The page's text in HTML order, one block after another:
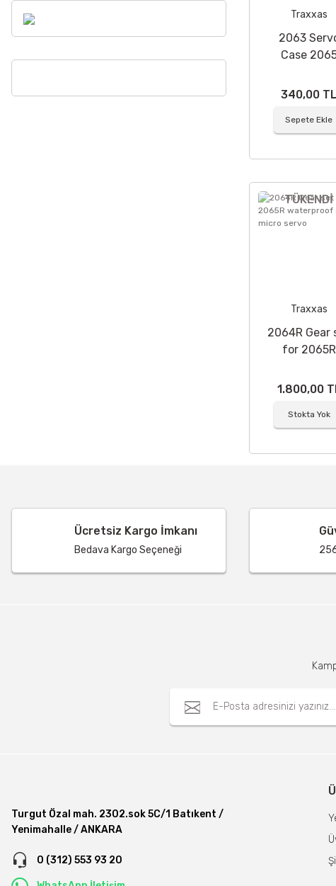
Traxxas
2063
Case
340,00 TL
Sepete Ekle
TÜKENDİ
Traxxas
2064R Gear
for 2065R
sub-micro
1.800,00
Stokta Yok
Ücretsiz Kargo İmkanı
Bedava Kargo Seçeneği
Turgut Özal mah. 2302.sok 5C/1 Batıkent /
Yenimahalle / ANKARA
0 (312) 553 93 20